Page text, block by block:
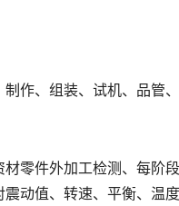
作、组装、试机、品管
零件外加工检测、每阶
动值、转速、平衡、温